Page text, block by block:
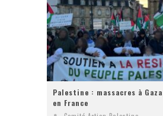
Palestine : massacres à
en France